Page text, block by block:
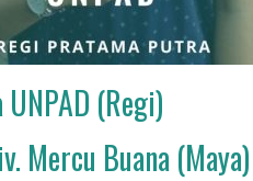
(Regi)
Mercu Buana (Maya)